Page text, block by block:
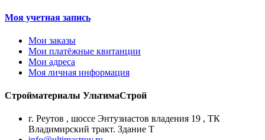
Моя учетная запись
Мои заказы
Мои платёжные квитанции
Мои адреса
Моя личная информация
Стройматериалы УльтимаСтрой
г. Реутов , шоссе Энтузиастов владения 19 , ТК
Владимирский тракт. Здание Т